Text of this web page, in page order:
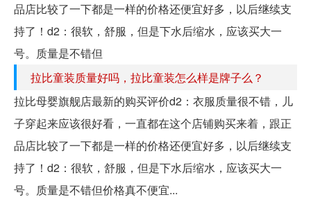
品店比较了一下都是一样的价格还便宜好多，以后继续支
持了！d2：很软，舒服，但是下水后缩水，应该买大一
号。质量是不错但
拉比童装质量好吗，拉比童装怎么样是牌子么？
拉比母婴旗舰店最新的购买评价d2：衣服质量很不错，儿
子穿起来应该很好看，一直都在这个店铺购买来着，跟正
品店比较了一下都是一样的价格还便宜好多，以后继续支
持了！d2：很软，舒服，但是下水后缩水，应该买大一
号。质量是不错但价格真不便宜...